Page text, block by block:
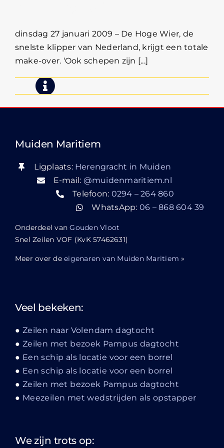
dinsdag 27 januari 2009 – De Hoge Wier, de
snelste klipper van Nederland, krijgt een totale
make-over. ‘Ook schepen zijn [...]
Muiden Maritiem
Ligplaats: Herengracht in Muiden
E-mail: @muidenmaritiem.nl
Telefoon: 0294 – 264 860
WhatsApp: 06 – 868 604 39
Onderdeel vanGouden Vloot
Snel Zeilen VOF (KvK 57462631)
Meer over deeigenaren van Muiden Maritiem »
Veel bekeken:
Zeilen naar Volendam dagtocht
Zeilen met bezoek Pampus dagtocht
Een schip als locatie voor een borrel
Een schip als locatie voor een borrel
Zeilen met bezoek Pampus dagtocht
Meezeilen met wedstrijden als opstapper
We zijn trots op: